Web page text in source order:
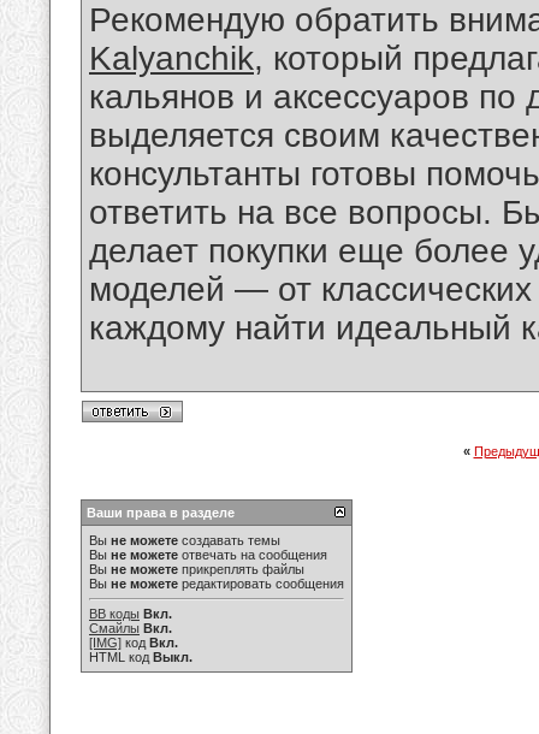
Рекомендую обратить
Kalyanchik, который
кальянов и аксессуаров
выделяется своим
консультанты готовы
ответить на все вопросы.
делает покупки еще более
моделей — от
каждому найти идеальный
«
Ваши права в разделе
Вы не можете создавать темы
Вы не можете отвечать на сообщения
Вы не можете прикреплять файлы
Вы не можете редактировать сообщения
BB коды Вкл.
Смайлы Вкл.
[IMG] код Вкл.
HTML код Выкл.